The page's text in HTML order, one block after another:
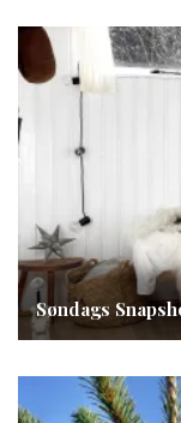
Søndags